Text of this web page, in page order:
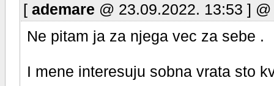
[ ademare @ 23.09.2022. 13:53 ] @
Ne pitam ja za njega vec za sebe .
I mene interesuju sobna vrata sto